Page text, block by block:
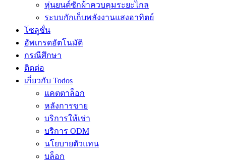
หุ่นยนต์ซักผ้าควบคุมระยะไกล
ระบบกักเก็บพลังงานแสงอาทิตย์
โซลูชั่น​
อัพเกรดอัตโนมัติ
กรณีศึกษา
ติดต่อ
เกี่ยวกับ Todos
แคตตาล็อก
หลังการขาย
บริการให้เช่า
บริการ ODM
นโยบายตัวแทน
บล็อก